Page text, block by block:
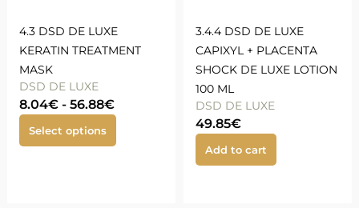
4.3 DSD DE LUXE
KERATIN TREATMENT
MASK
DSD DE LUXE
8.04€- 56.88€
Select options
3.4.4 DSD DE LUXE
CAPIXYL + PLACENTA
SHOCK DE LUXE LOTION
100 ML
DSD DE LUXE
49.85€
Add to cart